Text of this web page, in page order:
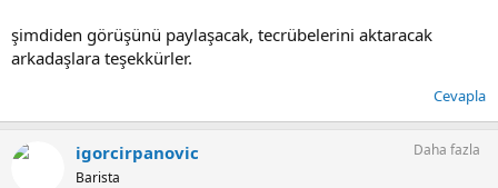
şimdiden görüşünü paylaşacak, tecrübelerini aktaracak
arkadaşlara teşekkürler.
Cevapla
igorcirpanovic
Barista
Daha fazla